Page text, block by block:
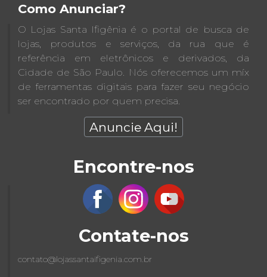
Como Anunciar?
O Lojas Santa Ifigênia é o portal de busca de
lojas, produtos e serviços, da rua que é
referência em eletrônicos e derivados, da
Cidade de São Paulo. Nós oferecemos um míx
de ferramentas digitais para fazer seu negócio
ser encontrado por quem precisa.
Anuncie Aqui!
Encontre-nos
Contate-nos
contato@lojassantaifigenia.com.br